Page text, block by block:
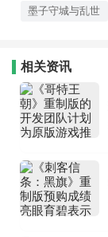
墨子守城与乱世
相关资讯